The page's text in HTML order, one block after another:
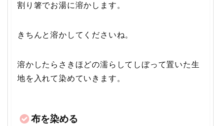
割り箸でお湯に溶かします。
きちんと溶かしてくださいね。
溶かしたらさきほどの濡らしてしぼって置いた生
地を入れて染めていきます。
布を染める